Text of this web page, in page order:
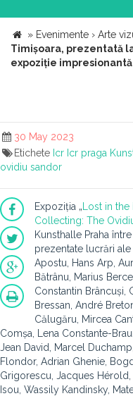
» Evenimente › Arte
Timișoara, prezentată
expoziție impresionantă
30 May 2023
Etichete Icr Icr praga
ovidiu sandor
Expoziția „ Lost in
Collecting: The
Kunsthalle Praha
prezentate lucrări
Apostu, Hans Arp,
Bătrânu, Marius
Constantin Brâncuși,
Bressan, André
Călugăru, Mircea
Comșa, Lena Constante-
Jean David, Marcel
Flondor, Adrian Ghenie,
Grigorescu, Jacques Hérold,
Isou, Wassily Kandinsky,